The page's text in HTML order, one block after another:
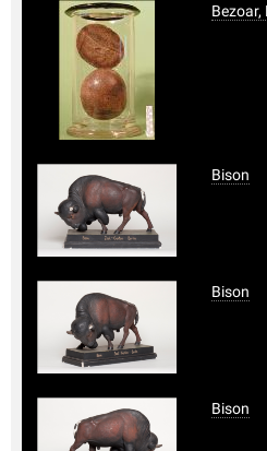
Bezoar,
Bison
Bison
Bison